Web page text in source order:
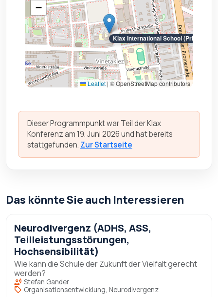
Klax International School (Primary)
−
Leaflet | © OpenStreetMap contributors
Dieser Programmpunkt war Teil der Klax
Konferenz am 19. Juni 2026 und hat bereits
stattgefunden. Zur Startseite
Das könnte Sie auch Interessieren
Neurodivergenz (ADHS, ASS,
Teilleistungsstörungen,
Hochsensibilität)
Wie kann die Schule der Zukunft der Vielfalt gerecht
werden?
record_voice_over Stefan Gander
sell Organisationsentwicklung, Neurodivergenz